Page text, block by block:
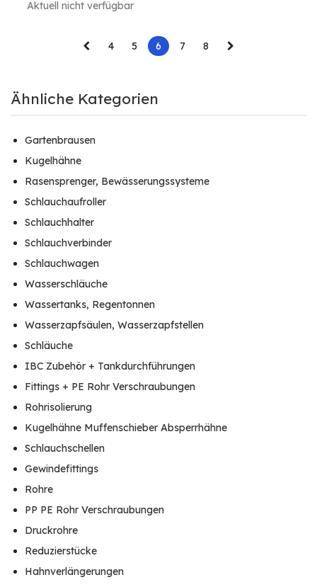
Aktuell nicht verfügbar
4 5 6 7 8
Ähnliche Kategorien
Gartenbrausen
Kugelhähne
Rasensprenger, Bewässerungssysteme
Schlauchaufroller
Schlauchhalter
Schlauchverbinder
Schlauchwagen
Wasserschläuche
Wassertanks, Regentonnen
Wasserzapfsäulen, Wasserzapfstellen
Schläuche
IBC Zubehör + Tankdurchführungen
Fittings + PE Rohr Verschraubungen
Rohrisolierung
Kugelhähne Muffenschieber Absperrhähne
Schlauchschellen
Gewindefittings
Rohre
PP PE Rohr Verschraubungen
Druckrohre
Reduzierstücke
Hahnverlängerungen